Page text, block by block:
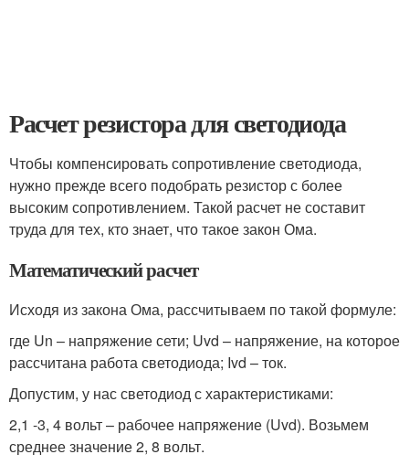
Расчет резистора для светодиода
Чтобы компенсировать сопротивление светодиода,
нужно прежде всего подобрать резистор с более
высоким сопротивлением. Такой расчет не составит
труда для тех, кто знает, что такое закон Ома.
Математический расчет
Исходя из закона Ома, рассчитываем по такой формуле:
где Un – напряжение сети; Uvd – напряжение, на которое
рассчитана работа светодиода; Ivd – ток.
Допустим, у нас светодиод с характеристиками:
2,1 -3, 4 вольт – рабочее напряжение (Uvd). Возьмем
среднее значение 2, 8 вольт.